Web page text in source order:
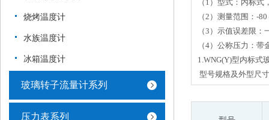
烧烤温度计
水族温度计
冰箱温度计
玻璃转子流量计系列
压力表系列
（1）型式：内标式
（2）测量范围：-
（3）示值误差限
（4）公称压力：
1.WNG(Y)型内标式
型号规格及外型尺